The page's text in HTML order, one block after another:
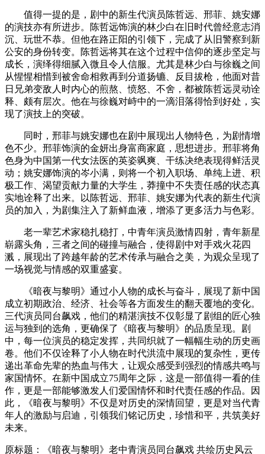
值得一提的是，剧中的新生代演员陈哲远、邢菲、姚安娜
的演技亦有所进步。陈哲远饰演的林少白在旧时代曾经意志消
沉、玩世不恭。但他在路正阳的引领下，完成了从旧警察到新
公安的身份转变。陈哲远将其在这个过程中信仰的逐步坚定与
成长，演绎得细腻入微且令人信服。尤其是林少白与徐巍之间
从惺惺相惜到被舍命相救再到分道扬镳、反目拔枪，他面对昔
日兄弟变敌人时内心的煎熬、愤怒、不舍，都被陈哲远灵动诠
释、颇有层次。他在与徐巍对峙中的一滴泪落得恰到好处，实
现了演技上的突破。
同时，邢菲与姚安娜也在剧中展现出人物特色，为剧情增
色不少。邢菲饰演的金妍出身富商家庭，思想进步。邢菲将角
色身为中国第一代女法医的英姿飒爽、干练决绝表现得鲜活灵
动；姚安娜饰演的岑小满，则将一个初入职场、单纯上进、积
极工作、渴望贡献力量的大学生，莽撞中不失责任感的状态真
实地诠释了出来。以陈哲远、邢菲、姚安娜为代表的新生代演
员的加入，为剧集注入了新鲜血液，增添了更多活力与色彩。
老一辈艺术家稳扎稳打，中青年演员激情四射，青年新星
崭露头角，三者之间的碰撞与融合，使得剧中对手戏火花四
溅，展现出了跨越年龄的艺术传承与融合之美，为观众呈现了
一场视觉与情感的双重盛宴。
《暗夜与黎明》通过小人物的成长与奋斗，展现了新中国
成立初期政治、经济、社会等各方面发生的翻天覆地的变化。
三代演员同台飙戏，他们的精湛演技不仅彰显了剧组的匠心独
运与独到的选角，更确保了《暗夜与黎明》的品质呈现。剧
中，每一位演员的稳定发挥，共同织就了一幅幅生动的历史画
卷。他们不仅诠释了小人物在时代洪流中展现的复杂性，更传
递出革命先辈的热血与伟大，让观众感受到强烈的情感共鸣与
家国情怀。在新中国成立75周年之际，这是一部值得一看的佳
作，更是一部能够激发人们爱国情怀和时代责任感的作品。因
此，《暗夜与黎明》不仅是对历史的深情回望，更是对当代青
年人的激励与启迪，引领我们铭记历史，珍惜和平，共筑美好
未来。
原标题：《暗夜与黎明》老中青演员同台飙戏 共绘历史风云